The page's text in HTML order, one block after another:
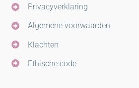
Privacyverklaring
Algemene voorwaarden
Klachten
Ethische code